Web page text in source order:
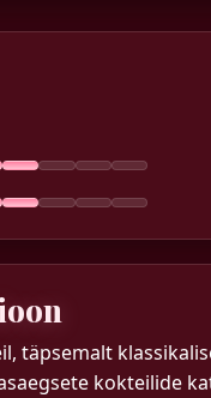
täpsemalt
kokteilide